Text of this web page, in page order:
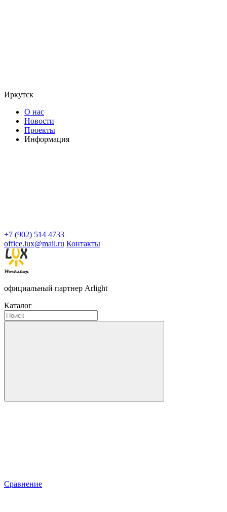
Иркутск
О нас
Новости
Проекты
Информация
+7 (902) 514 4733
office.lux@mail.ru Контакты
официальный партнер Arlight
Каталог
Сравнение